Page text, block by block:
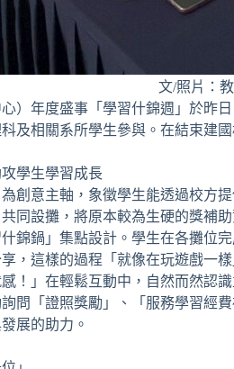
文/照片：
）年度盛事「學習什錦週」於昨
及相關系所學生參與。在結束建
學生學習成長
創意主軸，象徵學生能透過校方
同設攤，將原本較為生硬的獎補
錦鍋」集點設計。學生在各攤位
，這樣的過程「就像在玩遊戲一
！」在輕鬆互動中，自然而然認
問「證照獎勵」、「服務學習經
展的助力。